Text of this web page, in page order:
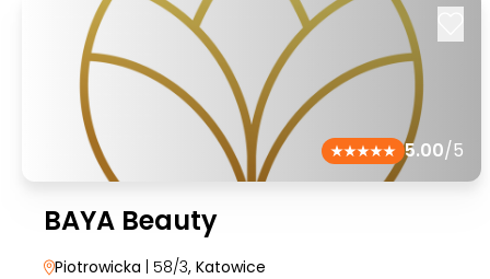
5.00/5
BAYA Beauty
Piotrowicka | 58/3, Katowice